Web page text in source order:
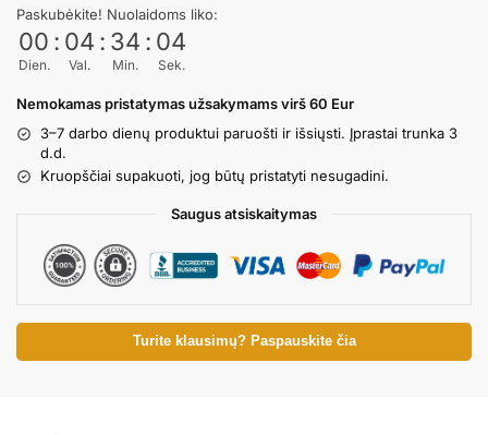
Paskubėkite! Nuolaidoms liko:
00
Dien.
: 04
Val.
: 34
Min.
: 03
Sek.
Nemokamas pristatymas užsakymams virš 60 Eur
3–7 darbo dienų produktui paruošti ir išsiųsti. Įprastai trunka 3
d.d.
Kruopščiai supakuoti, jog būtų pristatyti nesugadini.
Saugus atsiskaitymas
Turite klausimų? Paspauskite čia